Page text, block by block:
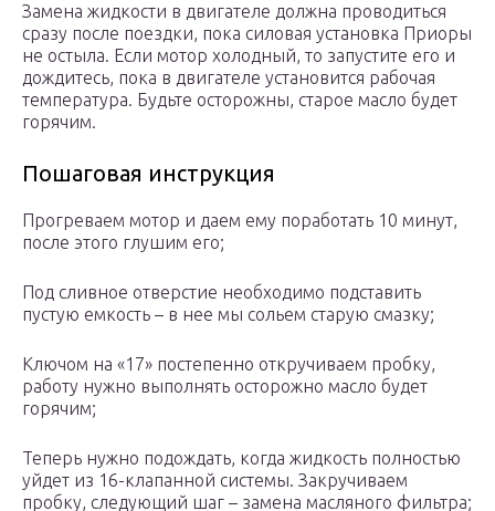
Замена жидкости в двигателе должна проводиться
сразу после поездки, пока силовая установка Приоры
не остыла. Если мотор холодный, то запустите его и
дождитесь, пока в двигателе установится рабочая
температура. Будьте осторожны, старое масло будет
горячим.
Пошаговая инструкция
Прогреваем мотор и даем ему поработать 10 минут,
после этого глушим его;
Под сливное отверстие необходимо подставить
пустую емкость – в нее мы сольем старую смазку;
Ключом на «17» постепенно откручиваем пробку,
работу нужно выполнять осторожно масло будет
горячим;
Теперь нужно подождать, когда жидкость полностью
уйдет из 16-клапанной системы. Закручиваем
пробку, следующий шаг – замена масляного фильтра;